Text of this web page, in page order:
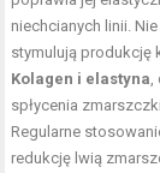
niechcianych linii.
stymulują produkcję
Kolagen i elastyna
spłycenia
Regularne
redukcję lwią